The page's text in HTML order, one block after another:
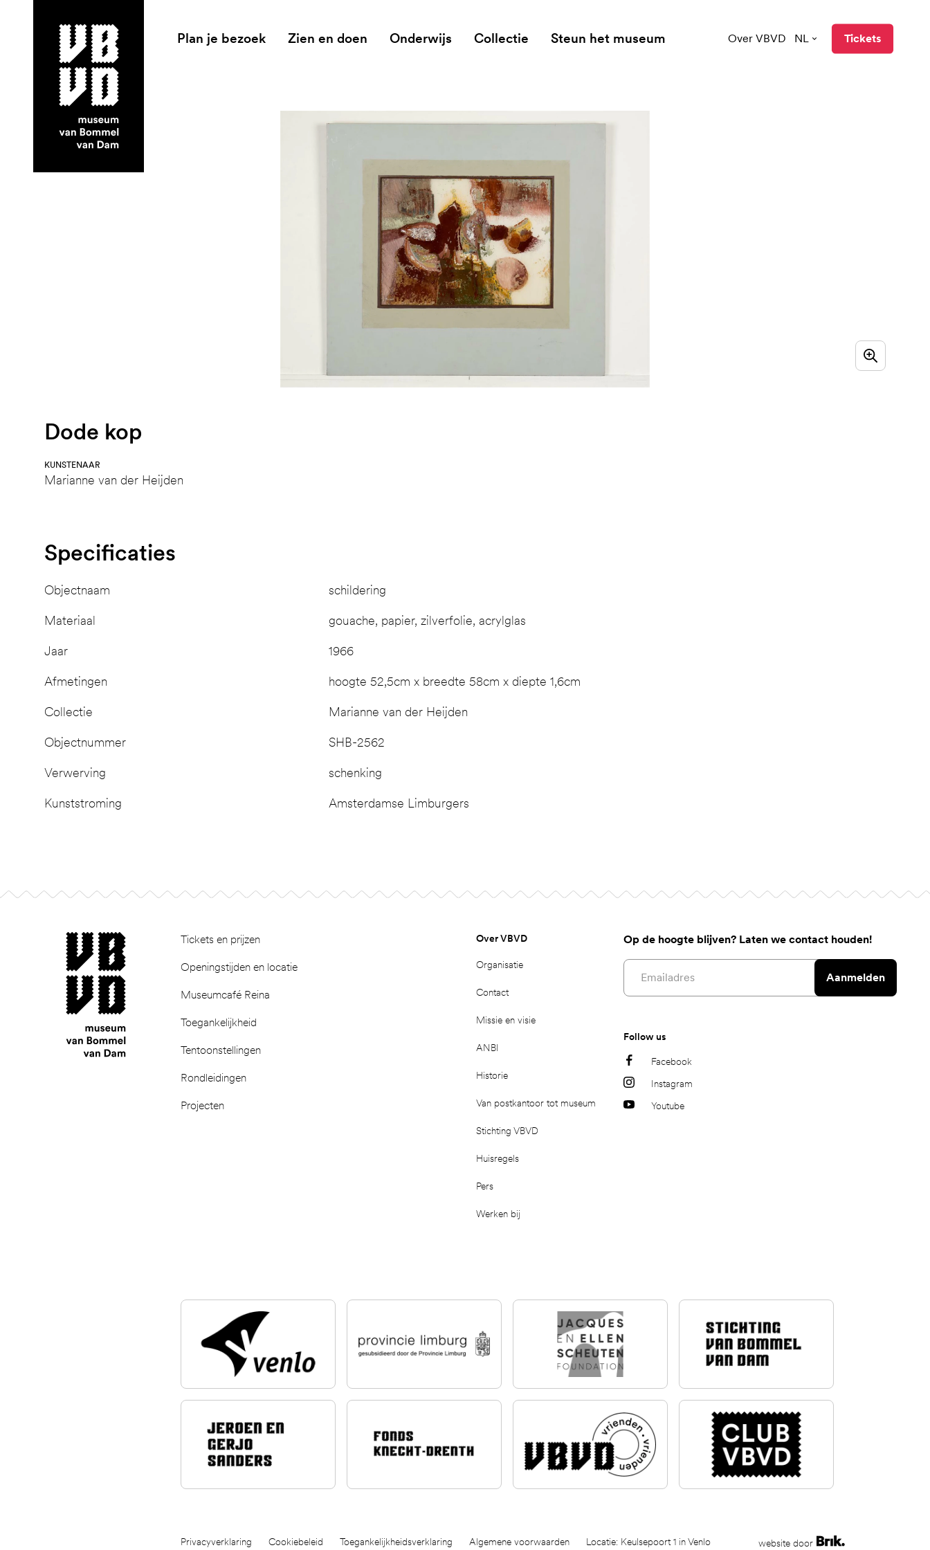
museum van Bommel van Dam
Plan je bezoek Zien en doen Onderwijs Collectie Steun het museum Over VBVD NL Tickets
Dode kop
KUNSTENAAR
Marianne van der Heijden
Specificaties
Objectnaam schildering
Materiaal gouache, papier, zilverfolie, acrylglas
Jaar 1966
Afmetingen hoogte 52,5cm x breedte 58cm x diepte 1,6cm
Collectie Marianne van der Heijden
Objectnummer SHB-2562
Verwerving schenking
Kunststroming Amsterdamse Limburgers
Tickets en prijzen
Openingstijden en locatie
Museumcafé Reina
Toegankelijkheid
Tentoonstellingen
Rondleidingen
Projecten
museum van Bommel van Dam Over VBVD
Organisatie
Contact
Missie en visie
ANBI
Historie
Van postkantoor tot museum
Stichting VBVD
Huisregels
Pers
Werken bij
Op de hoogte blijven? Laten we contact houden!
Email address
Aanmelden
Follow us
Facebook
Instagram
Youtube
Privacyverklaring Cookiebeleid Toegankelijkheidsverklaring Algemene voorwaarden Locatie: Keulsepoort 1 in Venlo website door